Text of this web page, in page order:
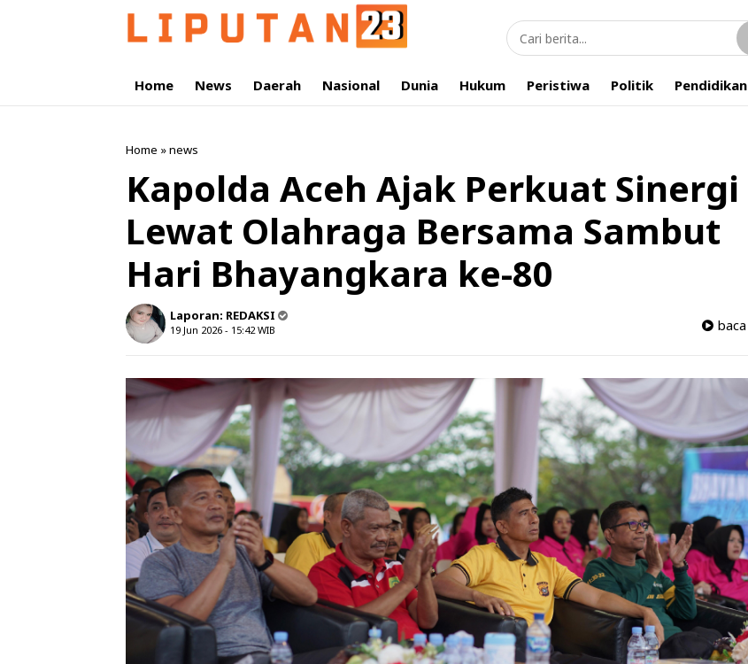
Home News Daerah Nasional Dunia Hukum Peristiwa Politik Pendidikan
Home »news
Kapolda Aceh Ajak Perkuat Sinergi
Lewat Olahraga Bersama Sambut
Hari Bhayangkara ke-80
Laporan: REDAKSI
19 Jun 2026 - 15:42WIB baca